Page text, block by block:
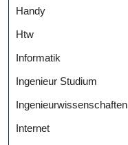
Handy
Htw
Informatik
Ingenieur Studium
Ingenieurwissenschaften
Internet